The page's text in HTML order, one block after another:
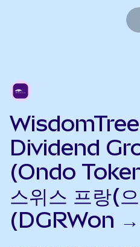
Dividend
(Ondo
스위스 프랑(
(DGRWon